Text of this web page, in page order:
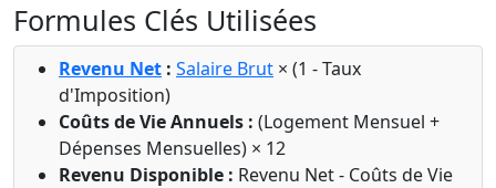
Formules Clés Utilisées
Revenu Net : Salaire Brut × (1 - Taux
d'Imposition)
Coûts de Vie Annuels : (Logement Mensuel +
Dépenses Mensuelles) × 12
Revenu Disponible : Revenu Net - Coûts de Vie